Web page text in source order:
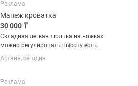
Реклама
Манеж кроватка
30 000 ₸
Складная легкая люлька на ножках
можно регулировать высоту есть
москитная сетка также место для
пеленания можно использовать по
состочние новое по цене можно
Астана, сегодня
Реклама